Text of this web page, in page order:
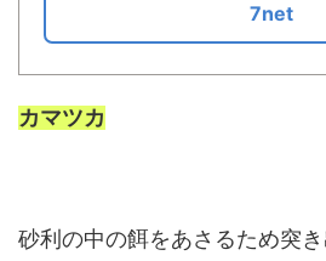
7net
カマツカ
砂利の中の餌をあさるため突